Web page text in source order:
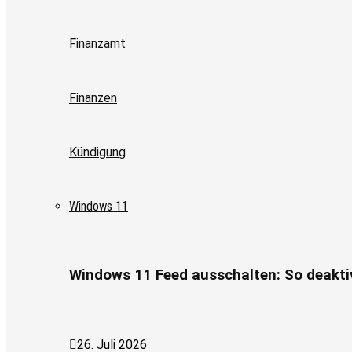
Finanzamt
Finanzen
Kündigung
Windows 11
Windows 11 Feed ausschalten: So
26. Juli 2026